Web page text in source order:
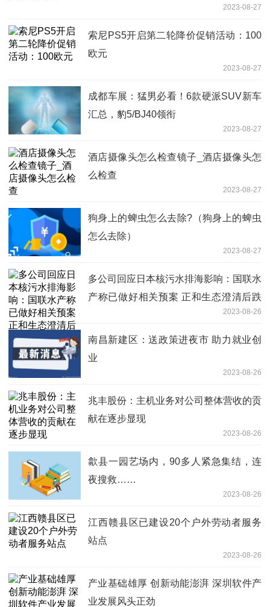
2023-08-27
索尼PS5开启第二轮降价促销活动：100
欧元
2023-08-27
成都车展：猛男必看！6款硬派SUV新车
汇总，豹5/BJ40领衔
2023-08-27
酒店摄像头怎么检查镜子_酒店摄像头怎
么检查
2023-08-27
狗身上的蜱虫怎么去除?（狗身上的蜱虫
怎么去除）
2023-08-27
多公司回应日本核污水排海影响：国联水
产称已做好相关预案 正和生态澄清后跌
2023-08-26
南昌新建区：送政策进夜市 助力就业创
业
2023-08-26
兆丰股份：主机业务对公司整体营收的贡
献在逐步显现
2023-08-26
歙县一园艺场内，90多人紧急集结，连
夜搜救……
2023-08-26
江西赣县区已建设20个户外劳动者服务
站点
2023-08-26
产业基础雄厚 创新动能澎湃 深圳软件产
业发展风头正劲